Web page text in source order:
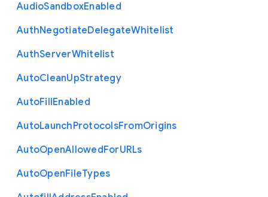
AudioSandboxEnabled
AuthNegotiateDelegateWhitelist
AuthServerWhitelist
AutoCleanUpStrategy
AutoFillEnabled
AutoLaunchProtocolsFromOrigins
AutoOpenAllowedForURLs
AutoOpenFileTypes